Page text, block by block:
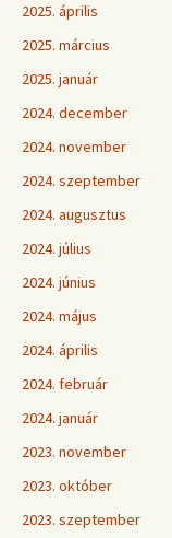
2025. április
2025. március
2025. január
2024. december
2024. november
2024. szeptember
2024. augusztus
2024. július
2024. június
2024. május
2024. április
2024. február
2024. január
2023. november
2023. október
2023. szeptember